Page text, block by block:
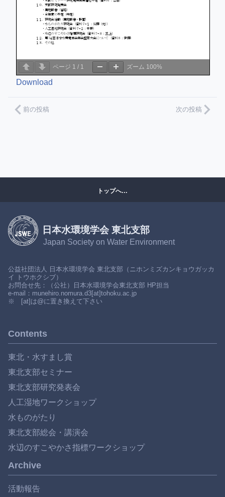
ページ 1 / 1 ズーム 100%
Download
前の投稿 次の投稿
トップへ…
日本水環境学会 東北支部
Japan Society on Water Environment
公益社団法人 日本水環境学会 東北支部（ニホンミズカンキョウガッカ
イ トウホクシブ）
お問合せ先：（公社）日本水環境学会東北支部 HP担当
e-mail：munehiro.nomura.d3[at]tohoku.ac.jp
※ [at]は@に置き換えて下さい
Contents
東北・水すまし賞
東北支部セミナー
東北支部研究発表会
人工湿地ワークショップ
水ものがたり
東北支部総会・講演会
水辺のすこやかさ指標ワークショップ
Archive
活動報告